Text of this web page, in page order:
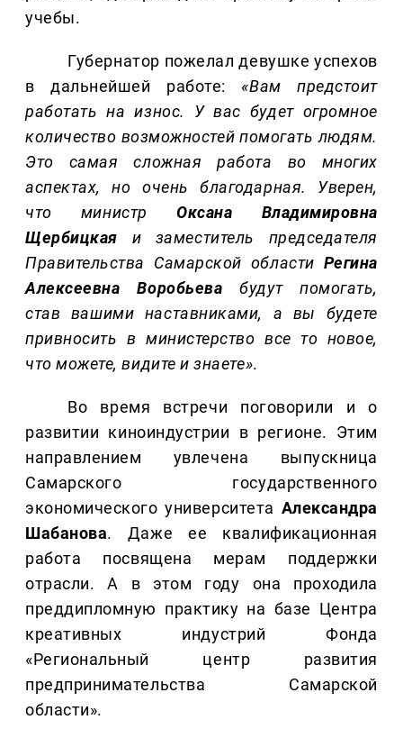
учебы.
Губернатор пожелал девушке успехов
в дальнейшей работе:«Вам предстоит
работать на износ. У вас будет огромное
количество возможностей помогать людям.
Это самая сложная работа во многих
аспектах, но очень благодарная. Уверен,
что министр Оксана Владимировна
Щербицкая и заместитель председателя
Правительства Самарской области Регина
Алексеевна Воробьева будут помогать,
став вашими наставниками, а вы будете
привносить в министерство все то новое,
что можете, видите и знаете».
Во время встречи поговорили и о
развитии киноиндустрии в регионе. Этим
направлением увлечена выпускница
Самарского государственного
экономического университета Александра
Шабанова. Даже ее квалификационная
работа посвящена мерам поддержки
отрасли. А в этом году она проходила
преддипломную практику на базе Центра
креативных индустрий Фонда
«Региональный центр развития
предпринимательства Самарской
области».